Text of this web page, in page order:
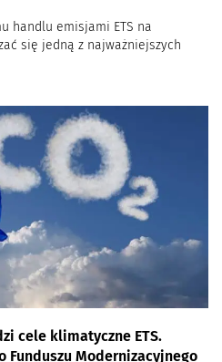
handlu emisjami ETS na
się jedną z najważniejszych
cele klimatyczne ETS.
Funduszu Modernizacyjnego